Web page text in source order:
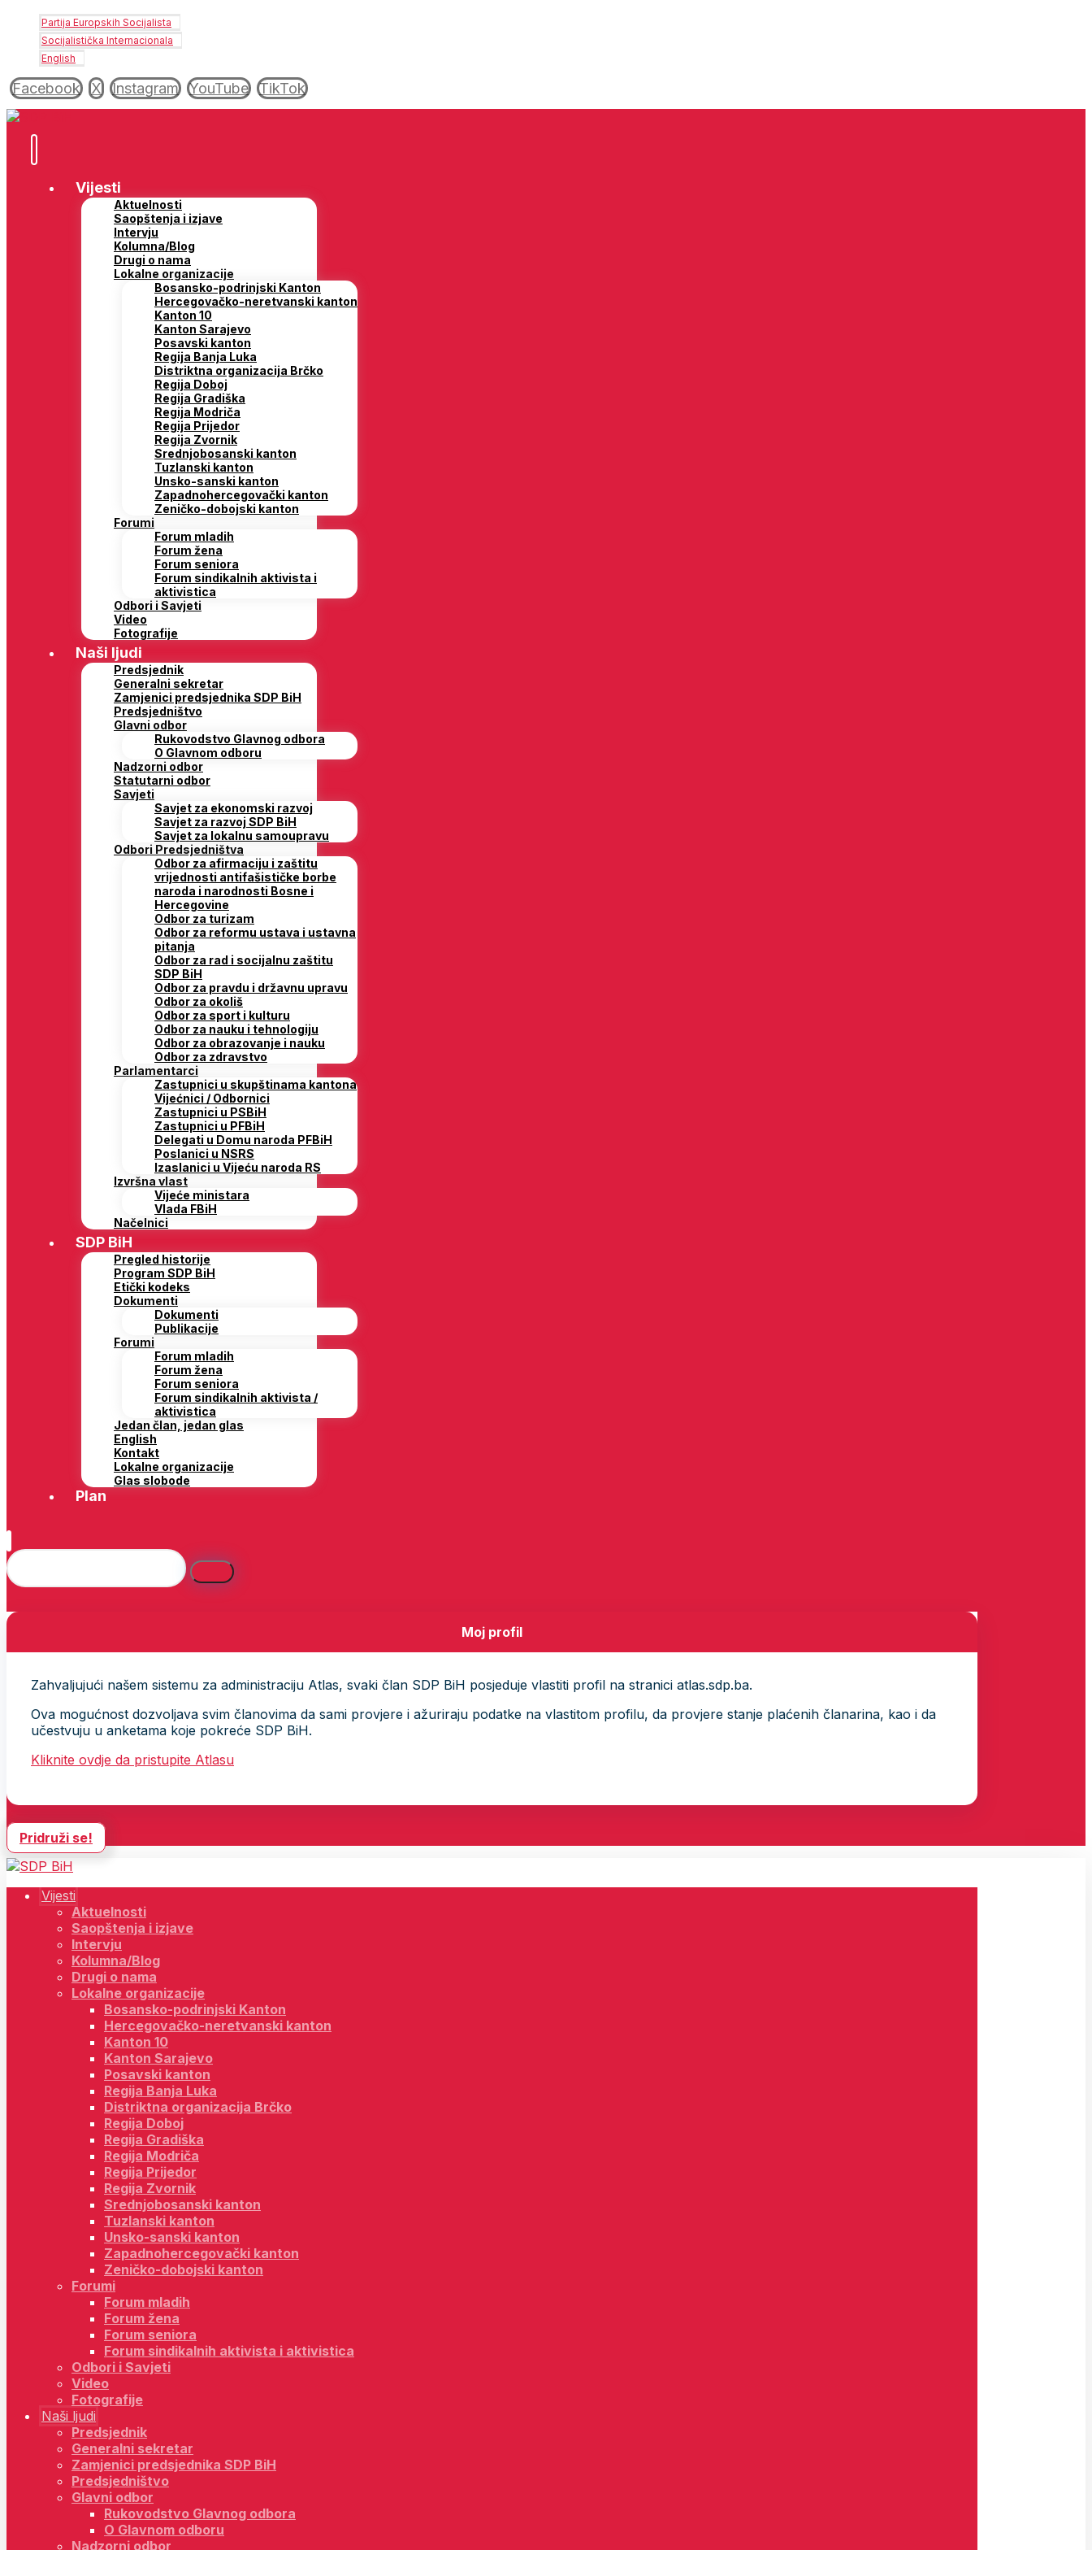
Partija Europskih Socijalista
Socijalistička Internacionala
English
Facebook X Instagram YouTube TikTok
Vijesti
Aktuelnosti
Saopštenja i izjave
Intervju
Kolumna/Blog
Drugi o nama
Lokalne organizacije
Bosansko-podrinjski Kanton
Hercegovačko-neretvanski kanton
Kanton 10
Kanton Sarajevo
Posavski kanton
Regija Banja Luka
Distriktna organizacija Brčko
Regija Doboj
Regija Gradiška
Regija Modriča
Regija Prijedor
Regija Zvornik
Srednjobosanski kanton
Tuzlanski kanton
Unsko-sanski kanton
Zapadnohercegovački kanton
Zeničko-dobojski kanton
Forumi
Forum mladih
Forum žena
Forum seniora
Forum sindikalnih aktivista i
aktivistica
Odbori i Savjeti
Video
Fotografije
Naši ljudi
Predsjednik
Generalni sekretar
Zamjenici predsjednika SDP BiH
Predsjedništvo
Glavni odbor
Rukovodstvo Glavnog odbora
O Glavnom odboru
Nadzorni odbor
Statutarni odbor
Savjeti
Savjet za ekonomski razvoj
Savjet za razvoj SDP BiH
Savjet za lokalnu samoupravu
Odbori Predsjedništva
Odbor za afirmaciju i zaštitu
vrijednosti antifašističke borbe
naroda i narodnosti Bosne i
Hercegovine
Odbor za turizam
Odbor za reformu ustava i ustavna
pitanja
Odbor za rad i socijalnu zaštitu
SDP BiH
Odbor za pravdu i državnu upravu
Odbor za okoliš
Odbor za sport i kulturu
Odbor za nauku i tehnologiju
Odbor za obrazovanje i nauku
Odbor za zdravstvo
Parlamentarci
Zastupnici u skupštinama kantona
Vijećnici / Odbornici
Zastupnici u PSBiH
Zastupnici u PFBiH
Delegati u Domu naroda PFBiH
Poslanici u NSRS
Izaslanici u Vijeću naroda RS
Izvršna vlast
Vijeće ministara
Vlada FBiH
Načelnici
SDP BiH
Pregled historije
Program SDP BiH
Etički kodeks
Dokumenti
Dokumenti
Publikacije
Forumi
Forum mladih
Forum žena
Forum seniora
Forum sindikalnih aktivista /
aktivistica
Jedan član, jedan glas
English
Kontakt
Lokalne organizacije
Glas slobode
Plan
Moj profil
Zahvaljujući našem sistemu za administraciju Atlas, svaki član SDP BiH posjeduje vlastiti profil na stranici atlas.sdp.ba.
Ova mogućnost dozvoljava svim članovima da sami provjere i ažuriraju podatke na vlastitom profilu, da provjere stanje plaćenih članarina, kao i da
učestvuju u anketama koje pokreće SDP BiH.
Kliknite ovdje da pristupite Atlasu
Pridruži se!
Vijesti
Aktuelnosti
Saopštenja i izjave
Intervju
Kolumna/Blog
Drugi o nama
Lokalne organizacije
Bosansko-podrinjski Kanton
Hercegovačko-neretvanski kanton
Kanton 10
Kanton Sarajevo
Posavski kanton
Regija Banja Luka
Distriktna organizacija Brčko
Regija Doboj
Regija Gradiška
Regija Modriča
Regija Prijedor
Regija Zvornik
Srednjobosanski kanton
Tuzlanski kanton
Unsko-sanski kanton
Zapadnohercegovački kanton
Zeničko-dobojski kanton
Forumi
Forum mladih
Forum žena
Forum seniora
Forum sindikalnih aktivista i aktivistica
Odbori i Savjeti
Video
Fotografije
Naši ljudi
Predsjednik
Generalni sekretar
Zamjenici predsjednika SDP BiH
Predsjedništvo
Glavni odbor
Rukovodstvo Glavnog odbora
O Glavnom odboru
Nadzorni odbor